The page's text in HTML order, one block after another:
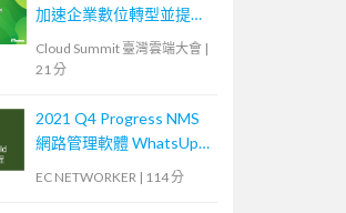
加速企業數位轉型並提升
Cloud Summit 臺灣雲端大會 |
21 分
2021 Q4 Progress NMS
網路管理軟體 WhatsUp
Gold 進階培訓課程 (2)
EC NETWORKER | 114 分